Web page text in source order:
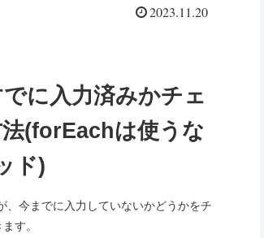
2023.11.20
でに入力済みかチェ
(forEachは使うな
ド)
、今までに入力していないかどうかをチ
す。